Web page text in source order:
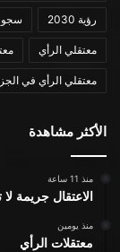
رؤية 2030
معتقلي الرأي
معتقلي الرأي في
الأكثر مشاهدة
منذ 11 ساعة
الاعتقال جريمة
منذ يومين
معتقلات الرأي